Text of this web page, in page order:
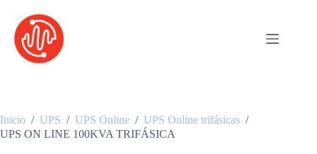
contenido
Inicio / UPS / UPS Online / UPS Online trifásicas /
UPS ON LINE 100KVA TRIFÁSICA